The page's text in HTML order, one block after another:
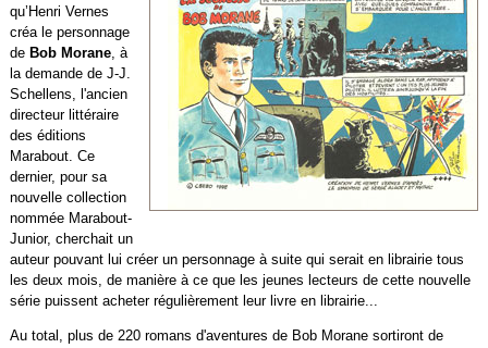
qu’Henri Vernes
créa le personnage
deBob Morane, à
la demande de J-J.
Schellens, l'ancien
directeur littéraire
des éditions
Marabout. Ce
dernier, pour sa
nouvelle collection
nommée Marabout-
Junior, cherchait un
auteur pouvant lui créer un personnage à suite qui serait en librairie tous
les deux mois, de manière à ce que les jeunes lecteurs de cette nouvelle
série puissent acheter régulièrement leur livre en librairie...
Au total, plus de 220 romans d'aventures de Bob Morane sortiront de